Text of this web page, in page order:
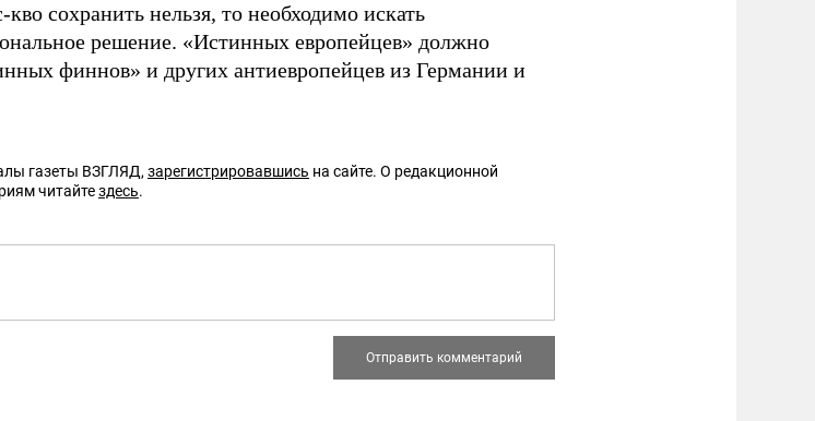
кво сохранить нельзя, то необходимо искать
решение. «Истинных европейцев» должно
финнов» и других антиевропейцев из Германии и
газеты ВЗГЛЯД, зарегистрировавшись на сайте. О редакционной
читайтездесь.